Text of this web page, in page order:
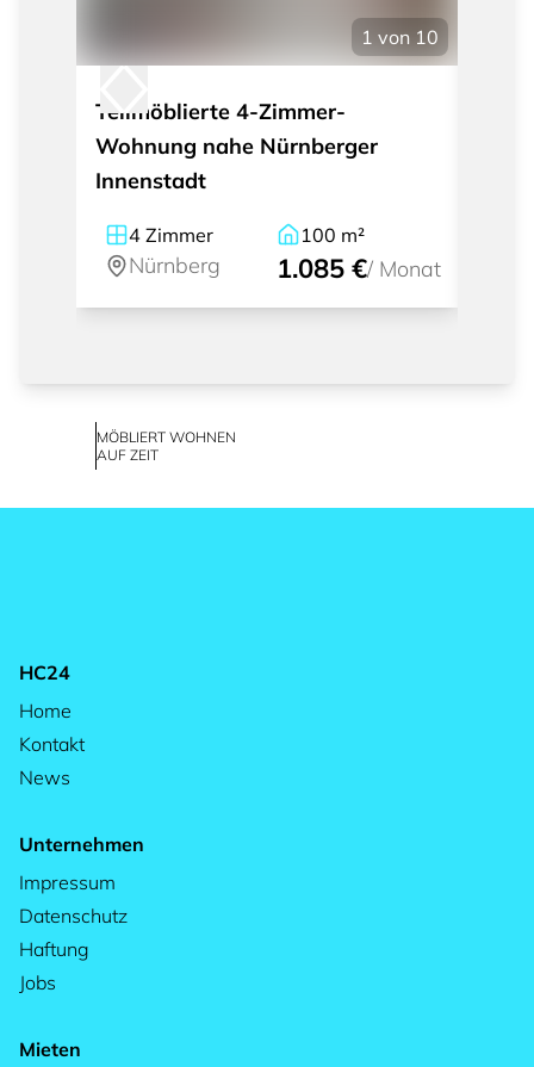
1 von 10
Teilmöblierte 4-Zimmer-
Wohnung nahe Nürnberger
Innenstadt
4 Zimmer
Nürnberg
100 m²
1.085 €/ Monat
MÖBLIERT WOHNEN
AUF ZEIT
HC24
Home
Kontakt
News
Unternehmen
Impressum
Datenschutz
Haftung
Jobs
Mieten